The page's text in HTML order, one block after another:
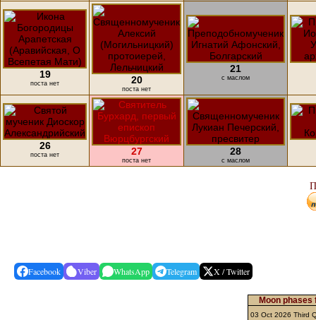
19
поста нет 20
поста нет
21
с маслом
26
поста нет 27
поста нет
28
с маслом
Facebook Viber WhatsApp Telegram X / Twitter
Moon
03 Oct 2026 Third